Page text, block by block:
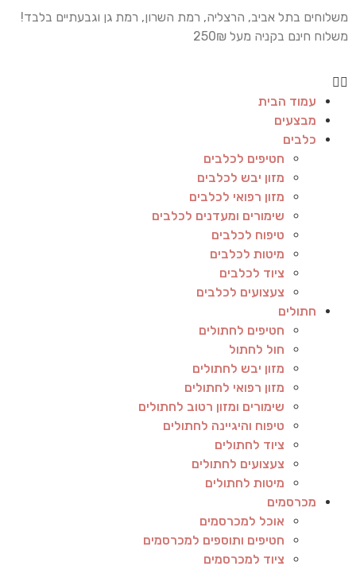
משלוחים בתל אביב, הרצליה, רמת השרון, רמת גן וגבעתיים בלבד!
משלוח חינם בקניה מעל 250₪
עמוד הבית
מבצעים
כלבים
חטיפים לכלבים
מזון יבש לכלבים
מזון רפואי לכלבים
שימורים ומעדנים לכלבים
טיפוח לכלבים
מיטות לכלבים
ציוד לכלבים
צעצועים לכלבים
חתולים
חטיפים לחתולים
חול לחתול
מזון יבש לחתולים
מזון רפואי לחתולים
שימורים ומזון רטוב לחתולים
טיפוח והיגיינה לחתולים
ציוד לחתולים
צעצועים לחתולים
מיטות לחתולים
מכרסמים
אוכל למכרסמים
חטיפים ותוספים למכרסמים
ציוד למכרסמים